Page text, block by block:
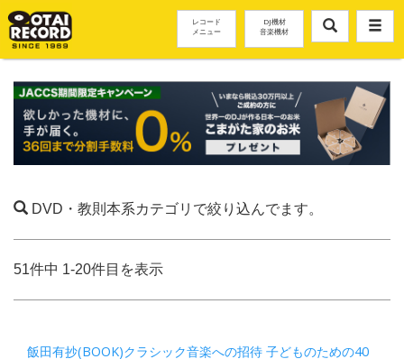
レコード
メニュー
DJ機材
音楽機材
DVD・教則本系カテゴリで絞り込んでます。
51件中 1-20件目を表示
飯田有抄(BOOK)クラシック音楽への招待 子どものための40